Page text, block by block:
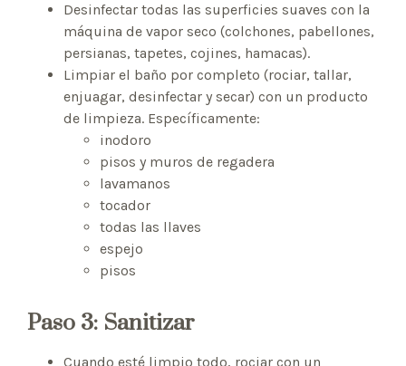
Desinfectar todas las superficies suaves con la
máquina de vapor seco (colchones, pabellones,
persianas, tapetes, cojines, hamacas).
Limpiar el baño por completo (rociar, tallar,
enjuagar, desinfectar y secar) con un producto
de limpieza. Específicamente:
inodoro
pisos y muros de regadera
lavamanos
tocador
todas las llaves
espejo
pisos
Paso 3: Sanitizar
Cuando esté limpio todo, rociar con un